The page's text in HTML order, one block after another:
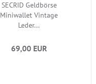
SECRID Geldbörse
Miniwallet Vintage
Leder...
69,00 EUR